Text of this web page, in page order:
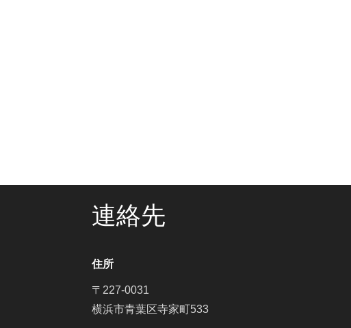
連絡先
住所
〒227-0031
横浜市青葉区寺家町533